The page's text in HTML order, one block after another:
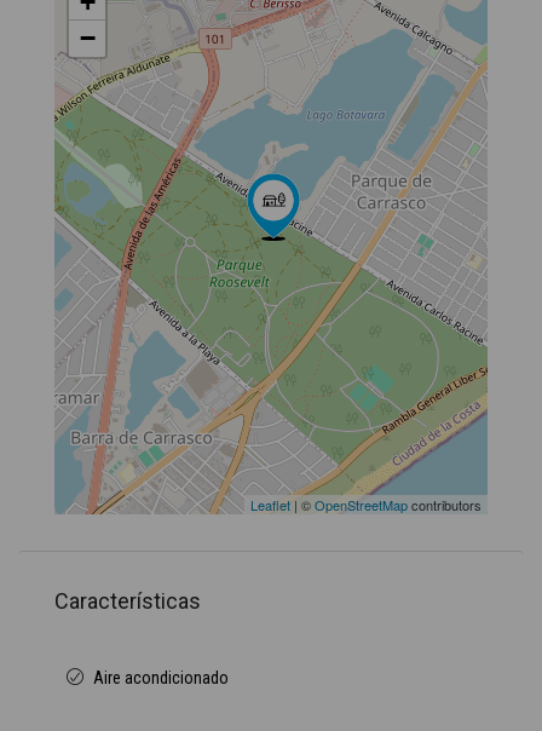
−
Leaflet | ©OpenStreetMapcontributors
Características
Aire acondicionado